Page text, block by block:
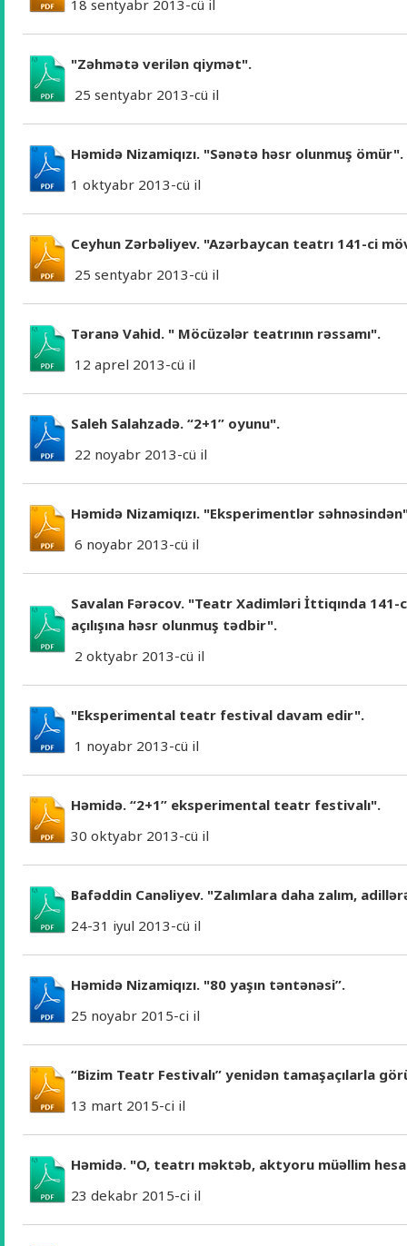
18 sentyabr 2013-cü il
"Zəhmətə verilən qiymət".
25 sentyabr 2013-cü il
Həmidə Nizamiqızı. "Sənətə həsr olunmuş ömür".
1 oktyabr 2013-cü il
Ceyhun Zərbəliyev. "Azərbaycan teatrı 141-ci
25 sentyabr 2013-cü il
Təranə Vahid. " Möcüzələr teatrının rəssamı".
12 aprel 2013-cü il
Saleh Salahzadə. “2+1” oyunu".
22 noyabr 2013-cü il
Həmidə Nizamiqızı. "Eksperimentlər
6 noyabr 2013-cü il
Savalan Fərəcov. "Teatr Xadimləri İttiqında 141-
açılışına həsr olunmuş tədbir".
2 oktyabr 2013-cü il
"Eksperimental teatr festival davam edir".
1 noyabr 2013-cü il
Həmidə. “2+1” eksperimental teatr festivalı".
30 oktyabr 2013-cü il
Bafəddin Canəliyev. "Zalımlara daha zalım,
24-31 iyul 2013-cü il
Həmidə Nizamiqızı. "80 yaşın təntənəsi”.
25 noyabr 2015-ci il
“Bizim Teatr Festivalı” yenidən tamaşaçılarla
13 mart 2015-ci il
Həmidə. "O, teatrı məktəb, aktyoru müəllim
23 dekabr 2015-ci il